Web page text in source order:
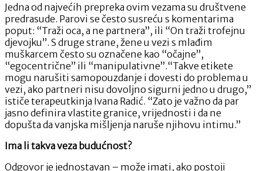
Jedna od najvećih prepreka ovim vezama su društvene
predrasude. Parovi se često susreću s komentarima
poput: “Traži oca, a ne partnera”, ili “On traži trofejnu
djevojku”. S druge strane, žene u vezi s mlađim
muškarcem često su označene kao “očajne”,
“egocentrične” ili “manipulativne”.“Takve etikete
mogu narušiti samopouzdanje i dovesti do problema u
vezi, ako partneri nisu dovoljno sigurni jedno u drugo,”
ističe terapeutkinja Ivana Radić. “Zato je važno da par
jasno definira vlastite granice, vrijednosti i da ne
dopušta da vanjska mišljenja naruše njihovu intimu.”
Ima li takva veza budućnost?
Odgovor je jednostavan – može imati, ako postoji